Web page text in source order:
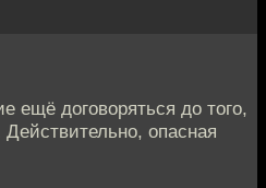
ещё договоряться до того,
опасная